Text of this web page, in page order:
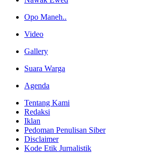
Opo Maneh..
Video
Gallery
Suara Warga
Agenda
Tentang Kami
Redaksi
Iklan
Pedoman Penulisan Siber
Disclaimer
Kode Etik Jurnalistik